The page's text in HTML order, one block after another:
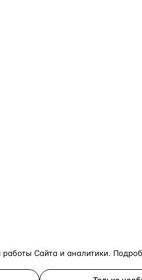
Сайта и аналитики.